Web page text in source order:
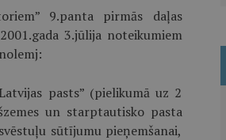
9.panta pirmās daļas
3.jūlija noteikumiem
pasts” (pielikumā uz 2
un starptautisko pasta
sūtījumu pieņemšanai,